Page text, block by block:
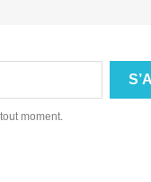
moment.